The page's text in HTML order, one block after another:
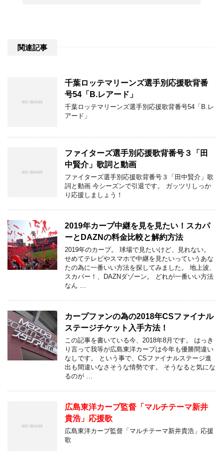
関連記事
千葉ロッテマリーンズ選手別応援歌背番
号54「B.レアード」
千葉ロッテマリーンズ選手別応援歌背番号54「B.レ
アード」
ファイターズ選手別応援歌背番号３「田
中賢介」歌詞と動画
ファイターズ選手別応援歌背番号３「田中賢介」歌
詞と動画 今シーズンで引退です。 ガッツリしっか
り応援しましょう！
2019年カープ中継を見を見たい！スカパ
ーとDAZNの料金比較と解約方法
2019年のカープ。 球場で見たいけど、見れない。
せめてテレビやスマホで中継を見たいっていうあな
たの為に一番いい方法を探してみました。 地上波、
スカパー！、DAZNダゾーン。 どれが一番いい方法
なん …
カープファンの為の2018年CSファイナル
ステージチケット入手方法！
この記事を書いている今、2018年8月です。 はっき
り言って我等が広島東洋カープは今年も優勝間違い
なしです。 という事で、CSファイナルステージ進
出も間違いなさそうな情勢です。 そうなると気にな
るのが …
広島東洋カープ監督「マルチテーマ新井
貴浩」応援歌
広島東洋カープ監督「マルチテーマ新井貴浩」応援
歌